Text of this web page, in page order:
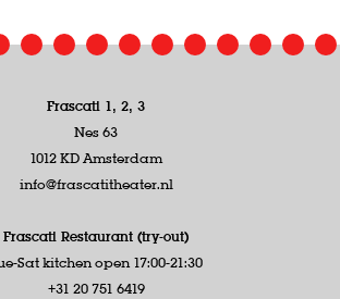
Frascati 1, 2, 3
Nes 63
1012 KD Amsterdam
info@frascatitheater.nl
Frascati Restaurant (try-out)
Sat kitchen open 17:00-21:30
+31 20 751 6419